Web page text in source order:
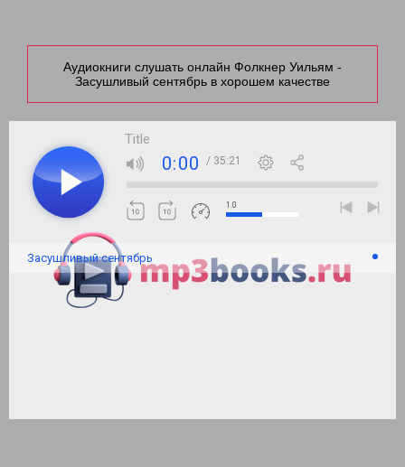
Аудиокниги слушать онлайн Фолкнер Уильям -
Засушливый сентябрь в хорошем качестве
Title
0:00 / 35:21
1.0
Засушливый сентябрь